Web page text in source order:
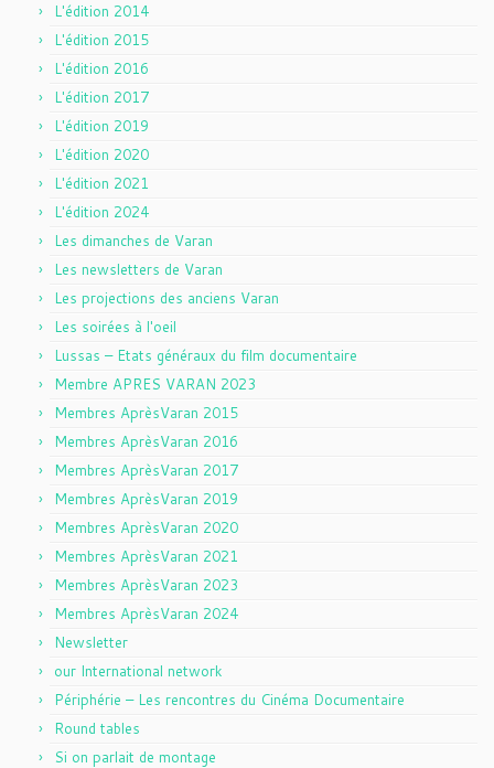
L'édition 2014
L'édition 2015
L'édition 2016
L'édition 2017
L'édition 2019
L'édition 2020
L'édition 2021
L'édition 2024
Les dimanches de Varan
Les newsletters de Varan
Les projections des anciens Varan
Les soirées à l'oeil
Lussas – Etats généraux du film documentaire
Membre APRES VARAN 2023
Membres AprèsVaran 2015
Membres AprèsVaran 2016
Membres AprèsVaran 2017
Membres AprèsVaran 2019
Membres AprèsVaran 2020
Membres AprèsVaran 2021
Membres AprèsVaran 2023
Membres AprèsVaran 2024
Newsletter
our International network
Périphérie – Les rencontres du Cinéma Documentaire
Round tables
Si on parlait de montage